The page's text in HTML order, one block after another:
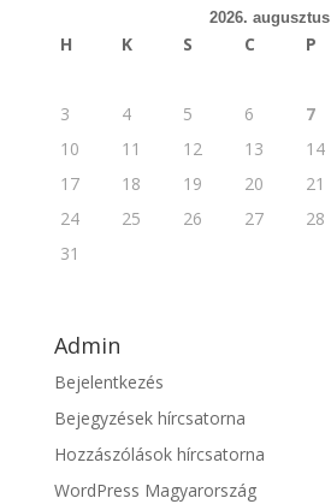
2026. augusztus
H K S C P
3
4 5 6 7
10
11 12 13 14
17
18 19 20 21
24
25 26 27 28
31
Admin
Bejelentkezés
Bejegyzések hírcsatorna
Hozzászólások hírcsatorna
WordPress Magyarország